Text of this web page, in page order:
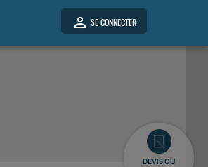
person_outline SE CONNECTER
DEVIS OU